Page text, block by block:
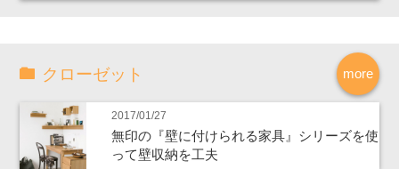
more
クローゼット
2017/01/27
無印の『壁に付けられる家具』シリーズを使
って壁収納を工夫